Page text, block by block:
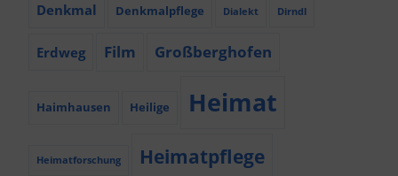
Denkmal Denkmalpflege Dialekt Dirndl
Erdweg Film Großberghofen
Haimhausen Heilige Heimat
Heimatforschung Heimatpflege